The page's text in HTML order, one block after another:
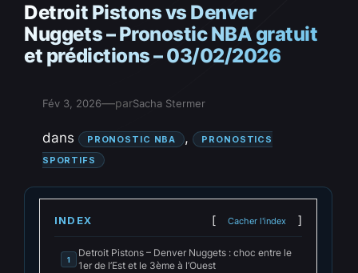
Detroit Pistons vs Denver
Nuggets – Pronostic NBA gratuit
et prédictions – 03/02/2026
Fév 3, 2026—parSacha Stermer
dans PRONOSTIC NBA ,
PRONOSTICS
SPORTIFS
INDEX Cacher l'index
1
Detroit Pistons – Denver Nuggets : choc entre le
1er de l’Est et le 3ème à l’Ouest